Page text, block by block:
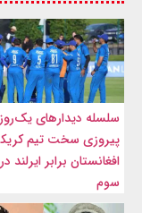
سلسله دیدارهای
پیروزی سخت تیم
افغانستان برابر ایرلند
سوم